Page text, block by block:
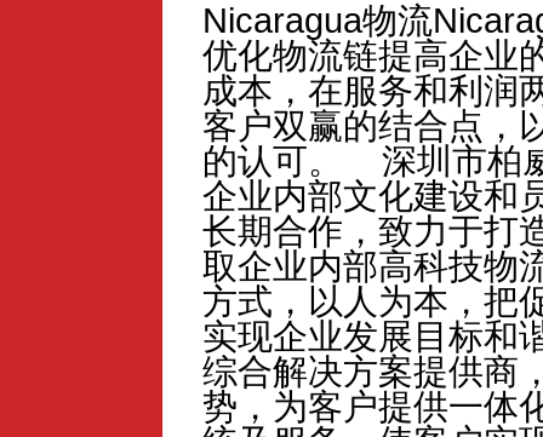
Nicaragua物流
优化物流链提高企业
成本，在服务和利润
客户双赢的结合点，
的认可。 深圳市柏
企业内部文化建设和
长期合作，致力于打
取企业内部高科技物
方式，以人为本，把
实现企业发展目标和
综合解决方案提供商
势，为客户提供一体